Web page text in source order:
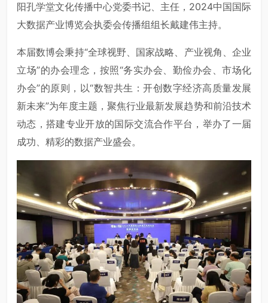
阳孔学堂文化传播中心党委书记、主任，2024中国国际
大数据产业博览会执委会传播组组长戴建伟主持。
本届数博会秉持“全球视野、国家战略、产业视角、企业
立场”的办会理念，按照“务实办会、勤俭办会、市场化
办会”的原则，以“数智共生：开创数字经济高质量发展
新未来”为年度主题，聚焦行业最新发展趋势和前沿技术
动态，搭建专业开放的国际交流合作平台，举办了一届
成功、精彩的数据产业盛会。